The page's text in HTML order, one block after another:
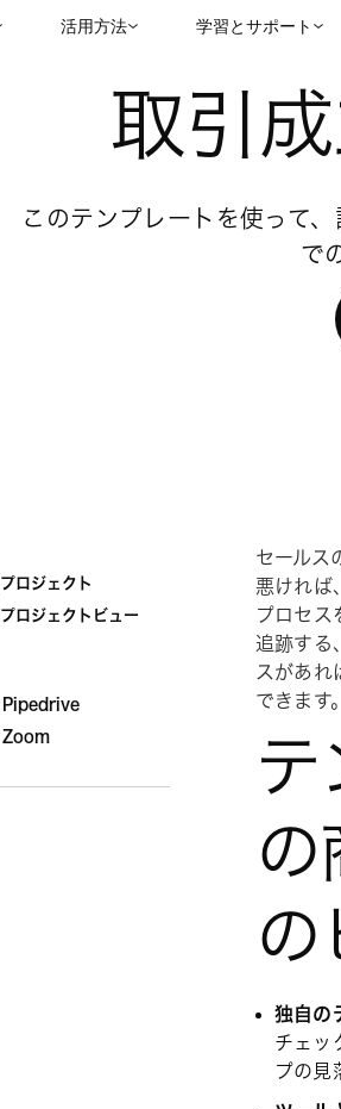
活用方法 学習とサポート
取引
このテンプレートを使って
で
プロジェクト
プロジェクトビュー
Pipedrive
Zoom
セールス
悪ければ
プロセス
追跡する
スがあれ
できます。
テ
の
の
独自の
チェッ
プの見